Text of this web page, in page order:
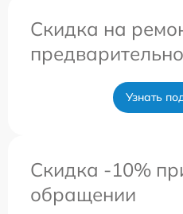
Скидка на
Узнать
Скидка -10%
обращении